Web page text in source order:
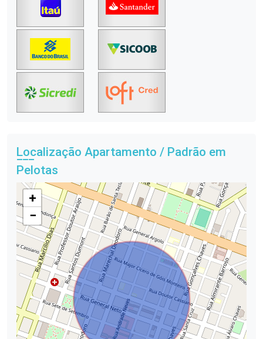
Localização Apartamento / Padrão em
Pelotas
+
−